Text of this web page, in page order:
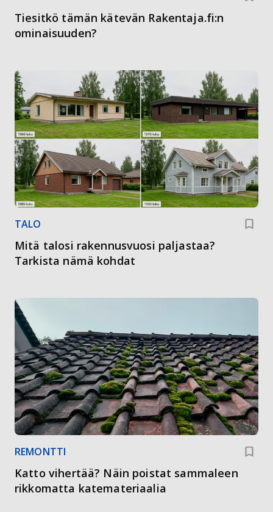
Tiesitkö tämän kätevän Rakentaja.fi:n
ominaisuuden?
TALO
Mitä talosi rakennusvuosi paljastaa?
Tarkista nämä kohdat
REMONTTI
Katto vihertää? Näin poistat sammaleen
rikkomatta katemateriaalia